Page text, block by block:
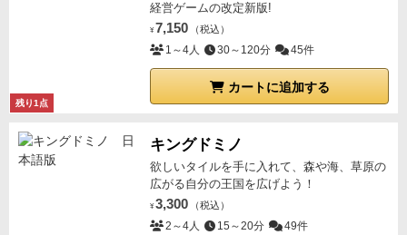
残り1点
経営ゲームの改定新版!
¥ 7,150 （税込）
1～4人 30～120分 45件
カートに追加する
キングドミノ
欲しいタイルを手に入れて、森や海、草原の
広がる自分の王国を広げよう！
¥ 3,300 （税込）
2～4人 15～20分 49件